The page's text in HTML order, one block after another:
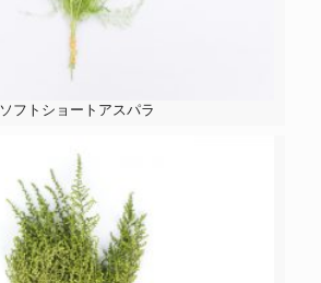
ソフトショートアスパラ